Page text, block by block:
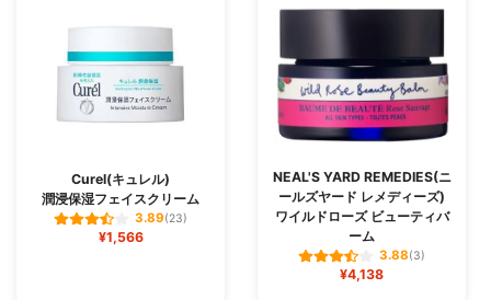
Curel(キュレル)
潤浸保湿フェイスクリーム
3.89(23)
¥1,566
NEAL'S YARD REMEDIES(ニ
ールズヤード レメディーズ)
ワイルドローズ ビューティバ
ーム
3.88(3)
¥4,138